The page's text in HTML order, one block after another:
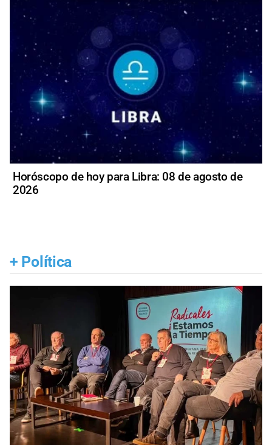
Horóscopo de hoy para Libra: 08 de agosto de
2026
+ Política